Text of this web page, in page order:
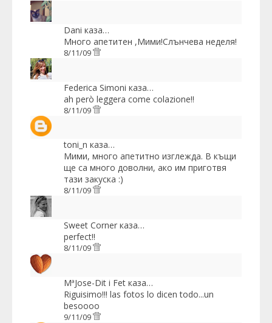
Dani каза…
Много апетитен ,Мими!Слънчева неделя!
8/11/09
Federica Simoni каза…
ah però leggera come colazione!!
8/11/09
toni_n каза…
Мими, много апетитно изглежда. В къщи
ще са много доволни, ако им приготвя
тази закуска :)
8/11/09
Sweet Corner каза…
perfect!!
8/11/09
MªJose-Dit i Fet каза…
Riguisimo!!! las fotos lo dicen todo...un
besoooo
9/11/09